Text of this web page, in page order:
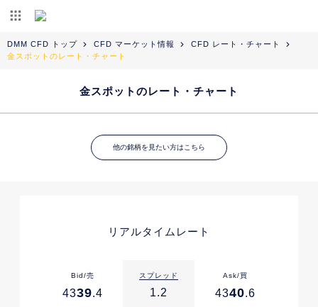
DMM CFD トップ CFD マーケット情報
CFD レート・チャート
金スポットのレート・チャート
金スポットのレート・チャート
他の銘柄を見たい方はこちら
リアルタイムレート
Bid/売 スプレッド Ask/買
4339.4 1.2 4340.6